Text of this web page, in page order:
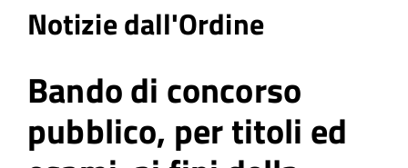
Notizie dall'Ordine
Bando di concorso
pubblico, per titoli ed